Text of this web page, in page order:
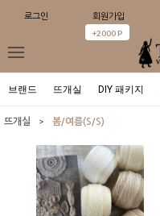
로그인 회원가입
+2000 P
브랜드 뜨개실 DIY 패키지
뜨개실 > 봄/여름(S/S)